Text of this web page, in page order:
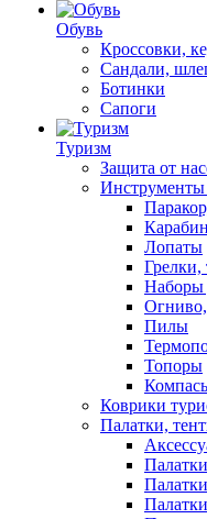
Обувь
Кроссовки,
Сандали,
Ботинки
Сапоги
Туризм
Защита от
Лопаты
Наборы
Пилы
Топоры
Коврики
Палатки,